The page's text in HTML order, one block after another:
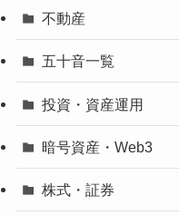
不動産
五十音一覧
投資・資産運用
暗号資産・Web3
株式・証券